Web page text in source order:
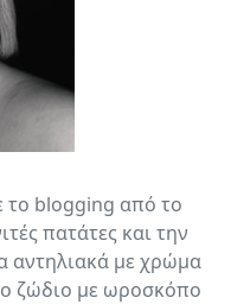
το blogging από το
πατάτες και την
αντηλιακά με χρώμα
ζώδιο με ωροσκόπο